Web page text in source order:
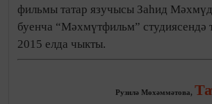
фильмы татар язучысы Заһид
буенча “Мәхмүтфильм” студиясендә
2015 елда чыкты.
Рузилә Мөхәммәтова,